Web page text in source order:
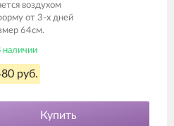
воздухом
от 3-х дней
64см.
наличии
руб.
Купить